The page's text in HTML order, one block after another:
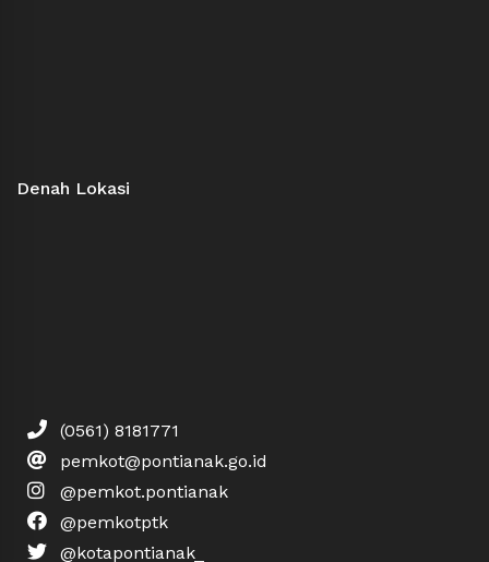
Denah Lokasi
(0561) 8181771
pemkot@pontianak.go.id
@pemkot.pontianak
@pemkotptk
@kotapontianak_